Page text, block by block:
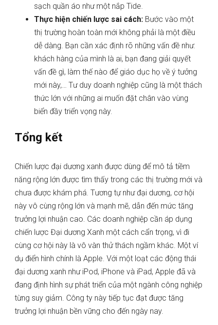
sạch quần áo như một nắp Tide.
Thực hiện chiến lược sai cách: Bước vào một
thị trường hoàn toàn mới không phải là một điều
dễ dàng. Bạn cần xác định rõ những vấn đề như:
khách hàng của mình là ai, bạn đang giải quyết
vấn đề gì, làm thế nào để giáo dục họ về ý tưởng
mới này,… Tư duy doanh nghiệp cũng là một thách
thức lớn với những ai muốn đặt chân vào vùng
biển đầy triển vọng này.
Tổng kết
Chiến lược đại dương xanh được dùng để mô tả tiềm
năng rộng lớn được tìm thấy trong các thị trường mới và
chưa được khám phá. Tương tự như đại dương, cơ hội
này vô cùng rộng lớn và mạnh mẽ, dẫn đến mức tăng
trưởng lợi nhuận cao. Các doanh nghiệp cần áp dụng
chiến lược Đại dương Xanh một cách cẩn trọng, vì đi
cùng cơ hội này là vô vàn thử thách ngầm khác. Một ví
dụ điển hình chính là Apple. Với một loạt các động thái
đại dương xanh như iPod, iPhone và iPad, Apple đã và
đang định hình sự phát triển của một ngành công nghiệp
từng suy giảm. Công ty này tiếp tục đạt được tăng
trưởng lợi nhuận bền vững cho đến ngày nay.